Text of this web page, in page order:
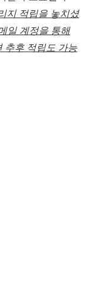
지 적립을 놓치셨
일 계정을 통해
추후 적립도 가능